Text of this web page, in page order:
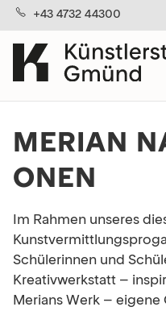
+43 4732 44300
MERIAN
ONEN
Im Rahmen unseres
Schülerinnen und
Kreativwerkstatt –
Merians Werk – eigene